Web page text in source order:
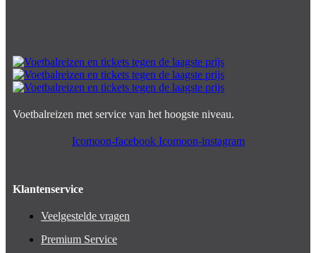
Voetbalreizen met service van het hoogste niveau.
Icomoon-facebook Icomoon-instagram
Klantenservice
Veelgestelde vragen
Premium Service